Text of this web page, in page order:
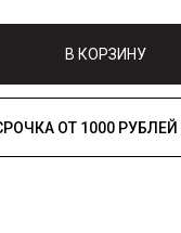
В КОРЗИНУ